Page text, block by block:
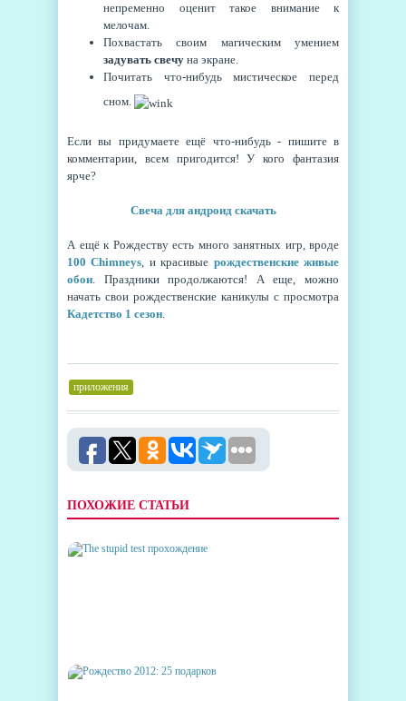
непременно оценит такое внимание к
мелочам.
Похвастать своим магическим умением
задувать свечу на экране.
Почитать что-нибудь мистическое перед
сном.
Если вы придумаете ещё что-нибудь - пишите в
комментарии, всем пригодится! У кого фантазия
ярче?
Свеча для андроид скачать
А ещё к Рождеству есть много занятных игр, вроде
100 Chimneys, и красивые рождественские живые
обои. Праздники продолжаются! А еще, можно
начать свои рождественские каникулы с просмотра
Кадетство 1 сезон.
приложения
ПОХОЖИЕ СТАТЬИ